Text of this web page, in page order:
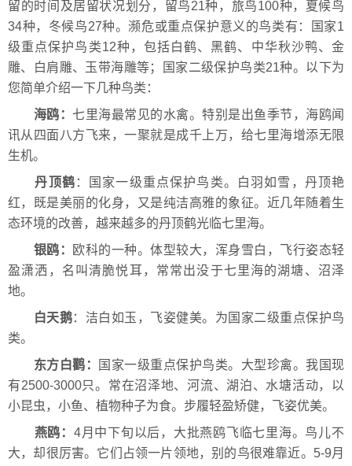
留的时间及居留状况划分，留鸟21种，旅鸟100种，夏候鸟
34种，冬候鸟27种。濒危或重点保护意义的鸟类有：国家1
级重点保护鸟类12种，包括白鹤、黑鹤、中华秋沙鸭、金
雕、白肩雕、玉带海雕等；国家二级保护鸟类21种。以下为
您简单介绍一下几种鸟类：
海鸥：七里海最常见的水禽。特别是出鱼季节，海鸥闻
讯从四面八方飞来，一聚就是成千上万，给七里海增添无限
生机。
丹顶鹤 ：国家一级重点保护鸟类。白羽如雪，丹顶艳
红，既是美丽的化身，又是纯洁高雅的象征。近几年随着生
态环境的改善，越来越多的丹顶鹤光临七里海。
银鸥： 欧科的一种。体型较大，浑身雪白，飞行姿态轻
盈潇洒，名叫清脆悦耳，常常出没于七里海的湖塘、沼泽
地。
白天鹅：洁白如玉，飞姿健美。为国家二级重点保护鸟
类。
东方白鹳：
国家一级重点保护鸟类。大型珍禽。我国现
有2500-3000只。常在沼泽地、河流、湖泊、水塘活动，以
小昆虫，小鱼、植物种子为食。步履轻盈矫健，飞姿优美。
燕鸥： 4月中下旬以后，大批燕鸥飞临七里海。鸟儿不
大，却很厉害。它们占领一片领地，别的鸟很难靠近。5-9月